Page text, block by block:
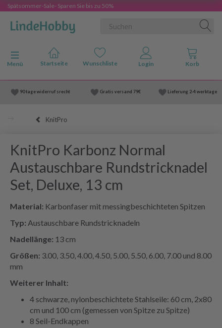
Spätsommer-Sale- Sparen Sie bis zu 50%
Anzeige ändern
Menü
90 tage widerruf srecht Gratis versand 79€ Lieferung 2-4 werktage
KnitPro
KnitPro Karbonz Normal
Austauschbare Rundstricknadel
Set, Deluxe, 13 cm
Material: Karbonfaser mit messingbeschichteten Spitzen
Typ: Austauschbare Rundstricknadeln
Nadellänge: 13 cm
Größen: 3.00, 3.50, 4.00, 4.50, 5.00, 5.50, 6.00, 7.00 und 8.00
mm
Weiterer Inhalt:
4 schwarze, nylonbeschichtete Stahlseile: 60 cm, 2x80
cm und 100 cm (gemessen von Spitze zu Spitze)
8 Seil-Endkappen